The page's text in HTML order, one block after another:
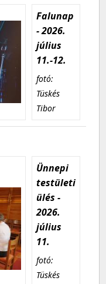
Falunap
- 2026.
július
11.-12.
fotó:
Tüskés
Tibor
Ünnepi
testületi
ülés -
2026.
július
11.
fotó:
Tüskés